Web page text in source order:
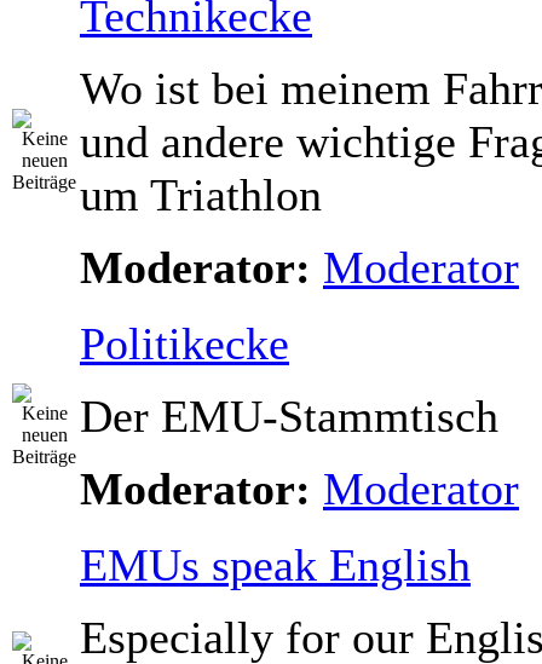
Technikecke
Wo ist bei meinem
und andere wichtige
um Triathlon
Moderator: Moderator
Politikecke
Der EMU-Stammtisch
Moderator: Moderator
EMUs speak English
Especially for our